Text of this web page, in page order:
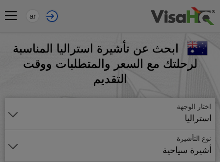
ar
ابحث عن تأشيرة استراليا المناسبة
لرحلتك مع السعر والمتطلبات ووقت
التقديم
اختار الوجهة
استراليا
نوع التأشيرة
أشيرة سياحية